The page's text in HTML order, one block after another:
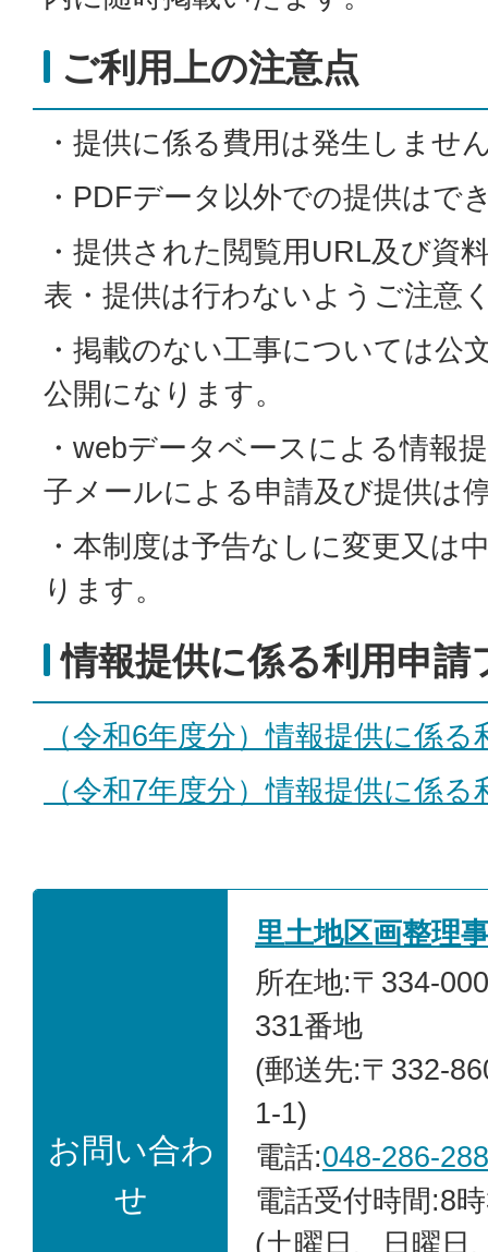
ご利用上の注意点
・提供に係る費用は発生しませ
・PDFデータ以外での提供はで
・提供された閲覧用URL及び資
表・提供は行わないようご注意
・掲載のない工事については公
公開になります。
・webデータベースによる情報
子メールによる申請及び提供は
・本制度は予告なしに変更又は
ります。
情報提供に係る利用申請
（令和6年度分）情報提供に係る
（令和7年度分）情報提供に係る
お問い合わ
せ
里土地区画整理
所在地:〒334-
331番地
(郵送先:〒332-
1-1)
電話:048-286-
電話受付時間:8
(土曜日、日曜日